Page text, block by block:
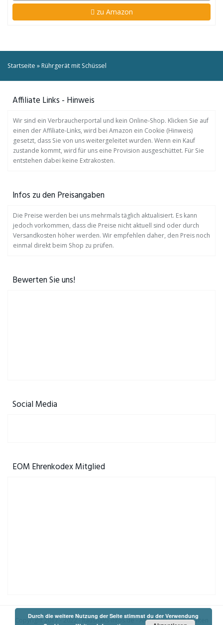
zu Amazon
Startseite »Rührgerät mit Schüssel
Affiliate Links - Hinweis
Wir sind ein Verbraucherportal und kein Online-Shop. Klicken Sie auf
einen der Affiliate-Links, wird bei Amazon ein Cookie (Hinweis)
gesetzt, dass Sie von uns weitergeleitet wurden. Wenn ein Kauf
zustande kommt, wird für uns eine Provision ausgeschüttet. Für Sie
entstehen dabei keine Extrakosten.
Infos zu den Preisangaben
Die Preise werden bei uns mehrmals täglich aktualisiert. Es kann
jedoch vorkommen, dass die Preise nicht aktuell sind oder durch
Versandkosten höher werden. Wir empfehlen daher, den Preis noch
einmal direkt beim Shop zu prüfen.
Bewerten Sie uns!
Social Media
EOM Ehrenkodex Mitglied
Copyright 2017 - 2022 -haushalts-infos.de- Alle Rechte vorbehalten
Durch die weitere Nutzung der Seite stimmst du der Verwendung